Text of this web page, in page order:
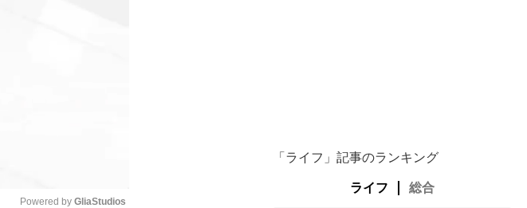
Powered by GliaStudios
「ライフ」記事のランキング
ライフ 総合